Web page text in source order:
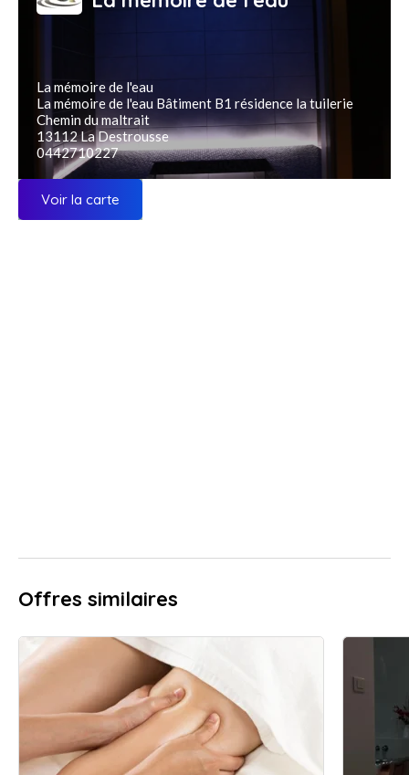
La mémoire de l'eau
La mémoire de l'eau Bâtiment B1 résidence la tuilerie
Chemin du maltrait
13112 La Destrousse
0442710227
Voir la carte
Offres similaires